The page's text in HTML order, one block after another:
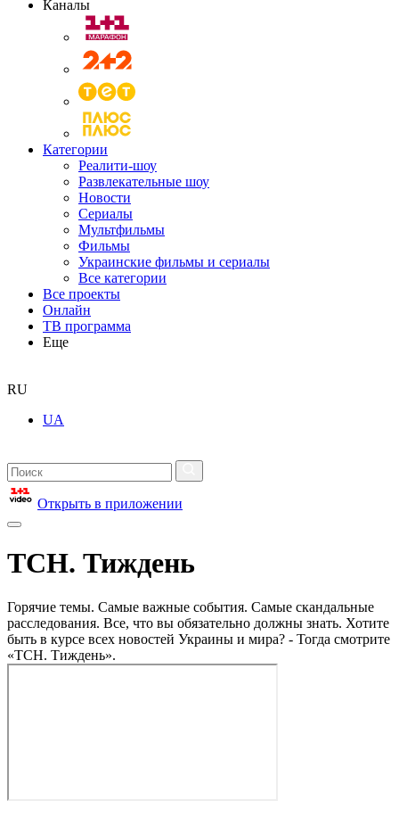
Каналы
Категории
Реалити-шоу
Развлекательные шоу
Новости
Сериалы
Мультфильмы
Фильмы
Украинские фильмы и сериалы
Все категории
Все проекты
Онлайн
ТВ программа
Еще
RU
UA
Открыть в приложении
ТСН. Тиждень
Горячие темы. Самые важные события. Самые скандальные
расследования. Все, что вы обязательно должны знать. Хотите
быть в курсе всех новостей Украины и мира? - Тогда смотрите
«ТСН. Тиждень».